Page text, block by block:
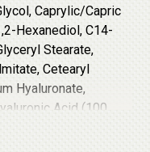
глубоко в
на поверхности,
невидимый
влаги, улучшает
клеток,
кожу гладкой и
Caprylic/Capric
Hexanediol, C14-
Stearate,
Cetearyl
Hyaluronate,
Acid (100